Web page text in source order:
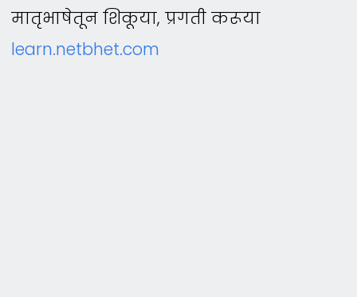
मातृभाषेतून शिकूया, प्रगती करूया
learn.netbhet.com